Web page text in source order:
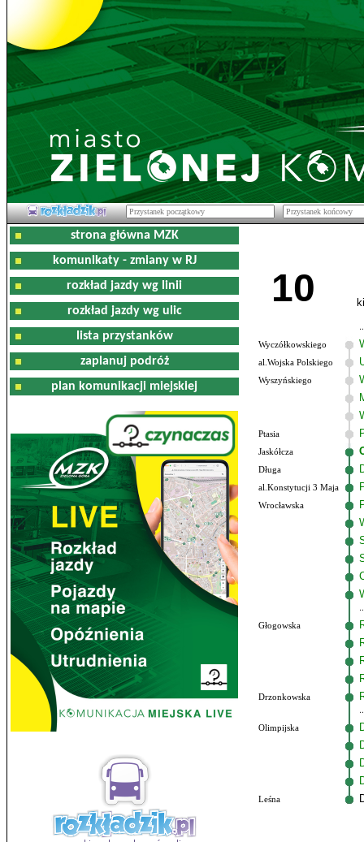
strona główna MZK
komunikaty - zmiany w RJ
rozkład jazdy wg linii
rozkład jazdy wg ulic
lista przystanków
zaplanuj podróż
plan komunikacji miejskiej
10
Wyczółkowskiego
al.Wojska Polskiego
Wyszyńskiego
Ptasia
Jaskółcza
Długa
al.Konstytucji 3 Maja
Wrocławska
Głogowska
Drzonkowska
Olimpijska
Leśna